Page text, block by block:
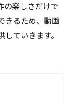
の楽しさだけで
きるため、動画
ていきます。